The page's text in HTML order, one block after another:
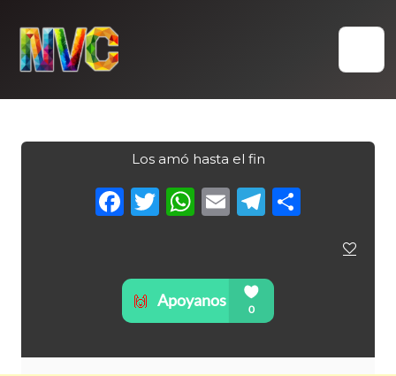
content
Los amó hasta el fin
Facebook
Twitter
WhatsApp
Email